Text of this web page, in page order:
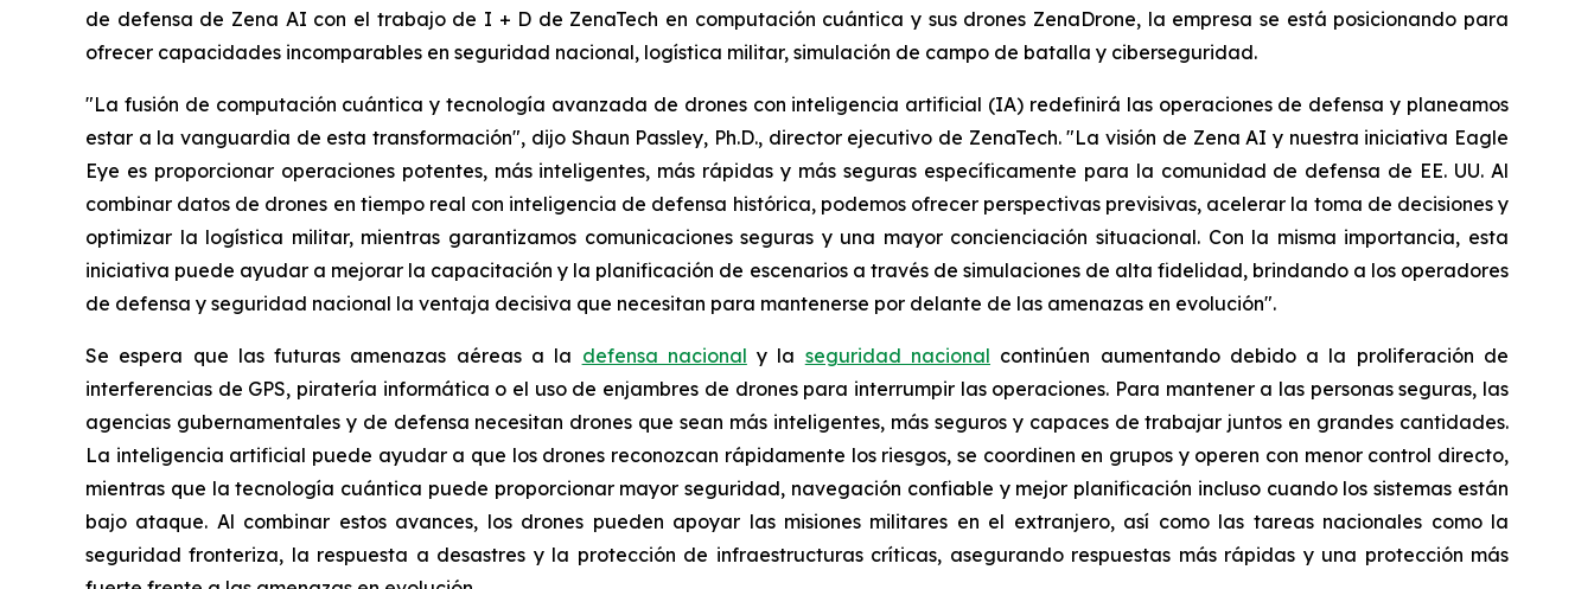
de defensa de Zena AI con el trabajo de I + D de ZenaTech en computación cuántica y sus drones ZenaDrone, la empresa se está posicionando para
ofrecer capacidades incomparables en seguridad nacional, logística militar, simulación de campo de batalla y ciberseguridad.
"La fusión de computación cuántica y tecnología avanzada de drones con inteligencia artificial (IA) redefinirá las operaciones de defensa y planeamos
estar a la vanguardia de esta transformación", dijo Shaun Passley, Ph.D., director ejecutivo de ZenaTech. "La visión de Zena AI y nuestra iniciativa Eagle
Eye es proporcionar operaciones potentes, más inteligentes, más rápidas y más seguras específicamente para la comunidad de defensa de EE. UU. Al
combinar datos de drones en tiempo real con inteligencia de defensa histórica, podemos ofrecer perspectivas previsivas, acelerar la toma de decisiones y
optimizar la logística militar, mientras garantizamos comunicaciones seguras y una mayor concienciación situacional. Con la misma importancia, esta
iniciativa puede ayudar a mejorar la capacitación y la planificación de escenarios a través de simulaciones de alta fidelidad, brindando a los operadores
de defensa y seguridad nacional la ventaja decisiva que necesitan para mantenerse por delante de las amenazas en evolución".
Se espera que las futuras amenazas aéreas a la defensa nacional y la seguridad nacional continúen aumentando debido a la proliferación de
interferencias de GPS, piratería informática o el uso de enjambres de drones para interrumpir las operaciones. Para mantener a las personas seguras, las
agencias gubernamentales y de defensa necesitan drones que sean más inteligentes, más seguros y capaces de trabajar juntos en grandes cantidades.
La inteligencia artificial puede ayudar a que los drones reconozcan rápidamente los riesgos, se coordinen en grupos y operen con menor control directo,
mientras que la tecnología cuántica puede proporcionar mayor seguridad, navegación confiable y mejor planificación incluso cuando los sistemas están
bajo ataque. Al combinar estos avances, los drones pueden apoyar las misiones militares en el extranjero, así como las tareas nacionales como la
seguridad fronteriza, la respuesta a desastres y la protección de infraestructuras críticas, asegurando respuestas más rápidas y una protección más